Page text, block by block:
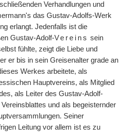
Verhandlungen und
das Gustav-Adolfs-Werk
erlangt. Jedenfalls ist die
Gustav-Adolf-Vereins sein
fühlte, zeigt die Liebe und
er bis in sein Greisenalter grade an
Werkes arbeitete, als
Hauptvereins, als Mitglied
als Leiter des Gustav-Adolf-
und als begeisternder
Seiner
Leitung vor allem ist es zu